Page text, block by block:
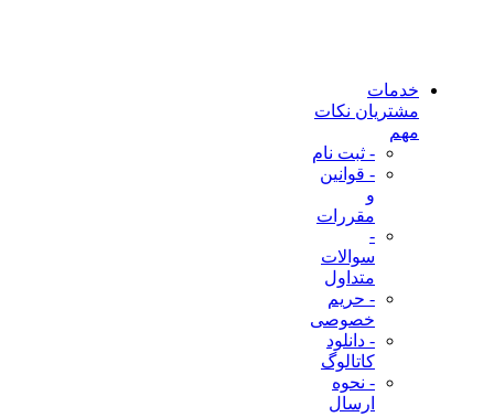
خدمات
مشتریان نکات
مهم
- ثبت نام
- قوانین
و
مقررات
-
سوالات
متداول
- حریم
خصوصی
- دانلود
کاتالوگ
- نحوه
ارسال